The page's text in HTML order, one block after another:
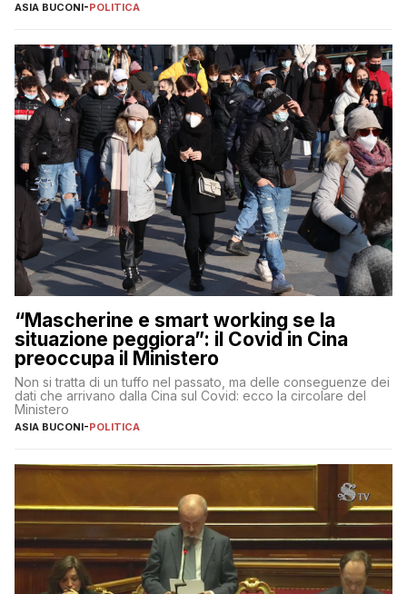
ASIA BUCONI-POLITICA
“Mascherine e smart working se la
situazione peggiora”: il Covid in Cina
preoccupa il Ministero
Non si tratta di un tuffo nel passato, ma delle conseguenze dei
dati che arrivano dalla Cina sul Covid: ecco la circolare del
Ministero
ASIA BUCONI-POLITICA